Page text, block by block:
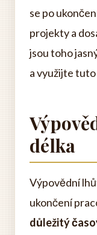
se po
projekty a
jsou toho
a využijte
délka
Výpovědní
ukončení
důležitý